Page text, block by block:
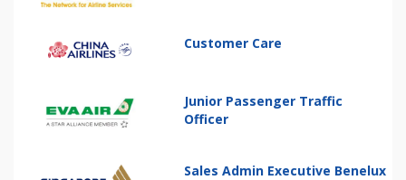
Customer Care
Junior Passenger Traffic
Officer
Sales Admin Executive Benelux